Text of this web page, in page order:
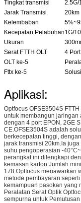
Tingkat transmisi
2.5G/
Jarak Transmisi
20km
Kelembaban
Kecepatan Pelabuhan1G/
Ukuran
Serat FTTH OLT
4
OLT ke-5
Fttx ke-5
Aplikasi:
Optfocus OFSE3504S
untuk membangun jaringan
dengan 4 port EPON, 2GE
CE.OFSE3504S adalah
berkecepatan tinggi,
jarak transmisi 20km.Ia
suhu pengoperasian -
perangkat ini dilengkapi
kemasan karton.Jumlah
178.Optfocus menawarkan
metode pembayaran seperti
kemampuan pasokan yang
Peralatan Serat Optik
sempurna untuk